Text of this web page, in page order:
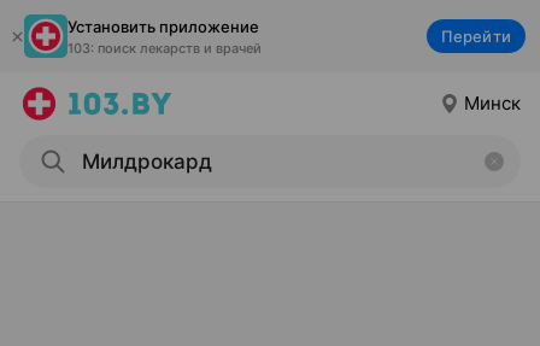
Установить приложение
103: поиск лекарств и врачей
Перейти
Минск